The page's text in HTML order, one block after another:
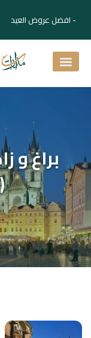
- افضل عروض العيد -
براغ و